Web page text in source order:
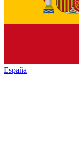
España